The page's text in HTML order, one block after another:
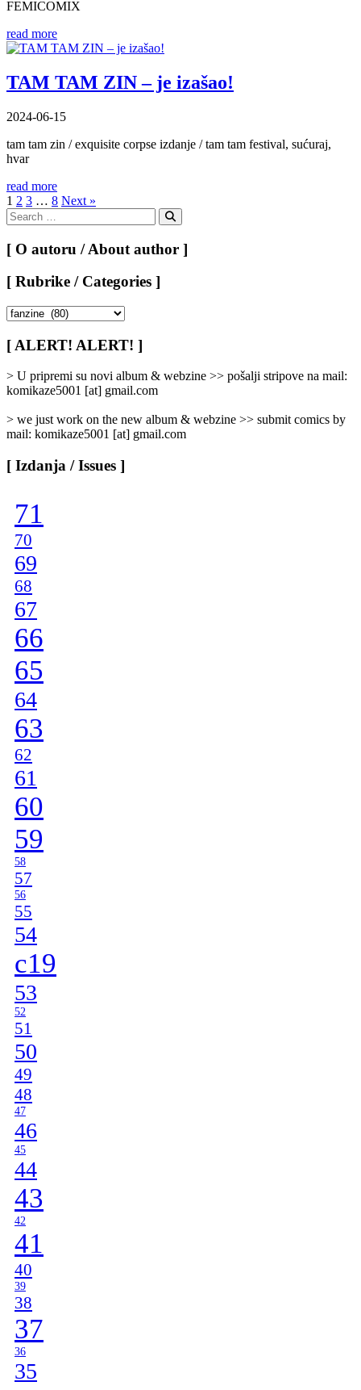
FEMICOMIX
read more
TAM TAM ZIN – je izašao!
2024-06-15
tam tam zin / exquisite corpse izdanje / tam tam festival, sućuraj,
hvar
read more
Posts
pagination
1 2 3 … 8 Next »
Search
for:
Search
[ O autoru / About author ]
[ Rubrike / Categories ]
/
Categories
]
[ ALERT! ALERT! ]
> U pripremi su novi album & webzine >> pošalji stripove na mail:
komikaze5001 [at] gmail.com
> we just work on the new album & webzine >> submit comics by
mail: komikaze5001 [at] gmail.com
[ Izdanja / Issues ]
71
70
69
68
67
66
65
64
63
62
61
60
59
58
57
56
55
54
c19
53
52
51
50
49
48
47
46
45
44
43
42
41
40
39
38
37
36
35